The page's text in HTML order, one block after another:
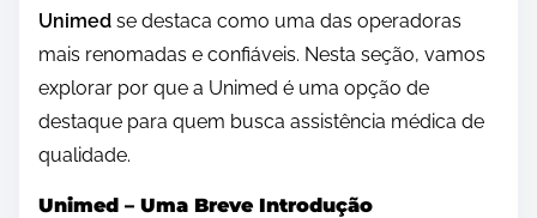
Unimed se destaca como uma das operadoras
mais renomadas e confiáveis. Nesta seção, vamos
explorar por que a Unimed é uma opção de
destaque para quem busca assistência médica de
qualidade.
Unimed – Uma Breve Introdução